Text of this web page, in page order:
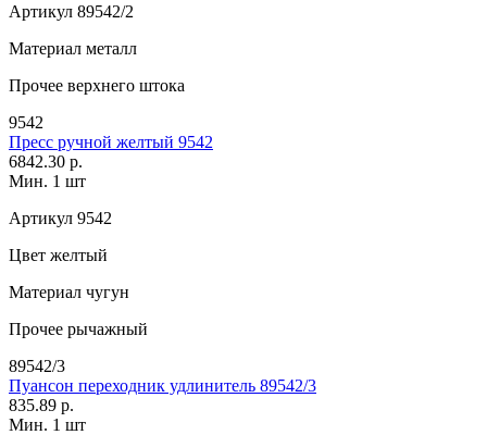
Артикул 89542/2
Материал металл
Прочее верхнего штока
9542
Пресс ручной желтый 9542
6842.30 р.
Мин. 1 шт
Артикул 9542
Цвет желтый
Материал чугун
Прочее рычажный
89542/3
Пуансон переходник удлинитель 89542/3
835.89 р.
Мин. 1 шт